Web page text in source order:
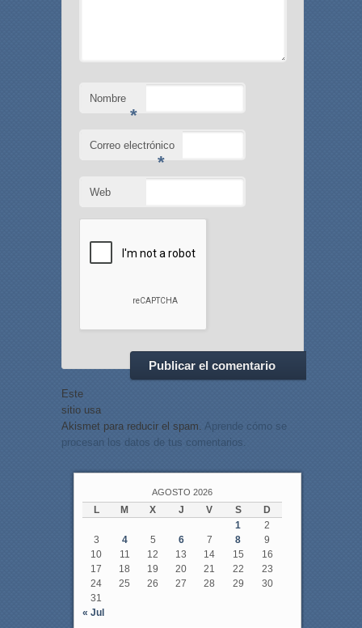
Nombre
*
Correo electrónico
*
Web
Este
sitio usa
Akismet para reducir el spam. Aprende cómo se
procesan los datos de tus comentarios.
AGOSTO 2026
L M X J V S
D
1
2
3
4 5 6 7 8
9
10
11 12 13 14 15
16
17
18 19 20 21 22
23
24
25 26 27 28 29
30
31
« Jul